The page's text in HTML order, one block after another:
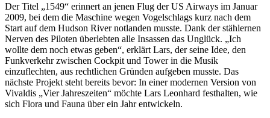
Der Titel „1549“ erinnert an jenen Flug der US Airways im Januar
2009, bei dem die Maschine wegen Vogelschlags kurz nach dem
Start auf dem Hudson River notlanden musste. Dank der stählernen
Nerven des Piloten überlebten alle Insassen das Unglück. „Ich
wollte dem noch etwas geben“, erklärt Lars, der seine Idee, den
Funkverkehr zwischen Cockpit und Tower in die Musik
einzuflechten, aus rechtlichen Gründen aufgeben musste. Das
nächste Projekt steht bereits bevor: In einer modernen Version von
Vivaldis „Vier Jahreszeiten“ möchte Lars Leonhard festhalten, wie
sich Flora und Fauna über ein Jahr entwickeln.